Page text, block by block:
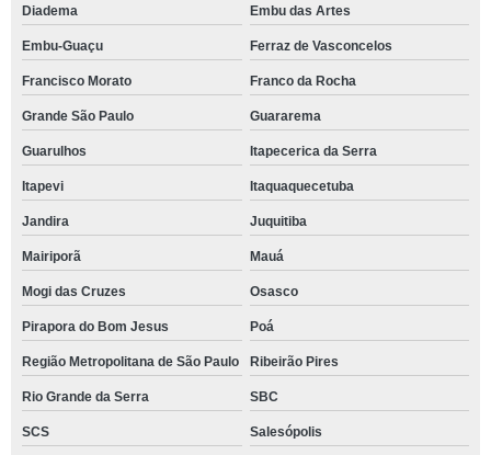
Diadema Embu das Artes
Embu-Guaçu Ferraz de Vasconcelos
Francisco Morato Franco da Rocha
Grande São Paulo Guararema
Guarulhos Itapecerica da Serra
Itapevi Itaquaquecetuba
Jandira Juquitiba
Mairiporã Mauá
Mogi das Cruzes Osasco
Pirapora do Bom Jesus Poá
Região Metropolitana de São Paulo Ribeirão Pires
Rio Grande da Serra SBC
SCS Salesópolis